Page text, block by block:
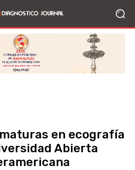
en ecografía
Abierta